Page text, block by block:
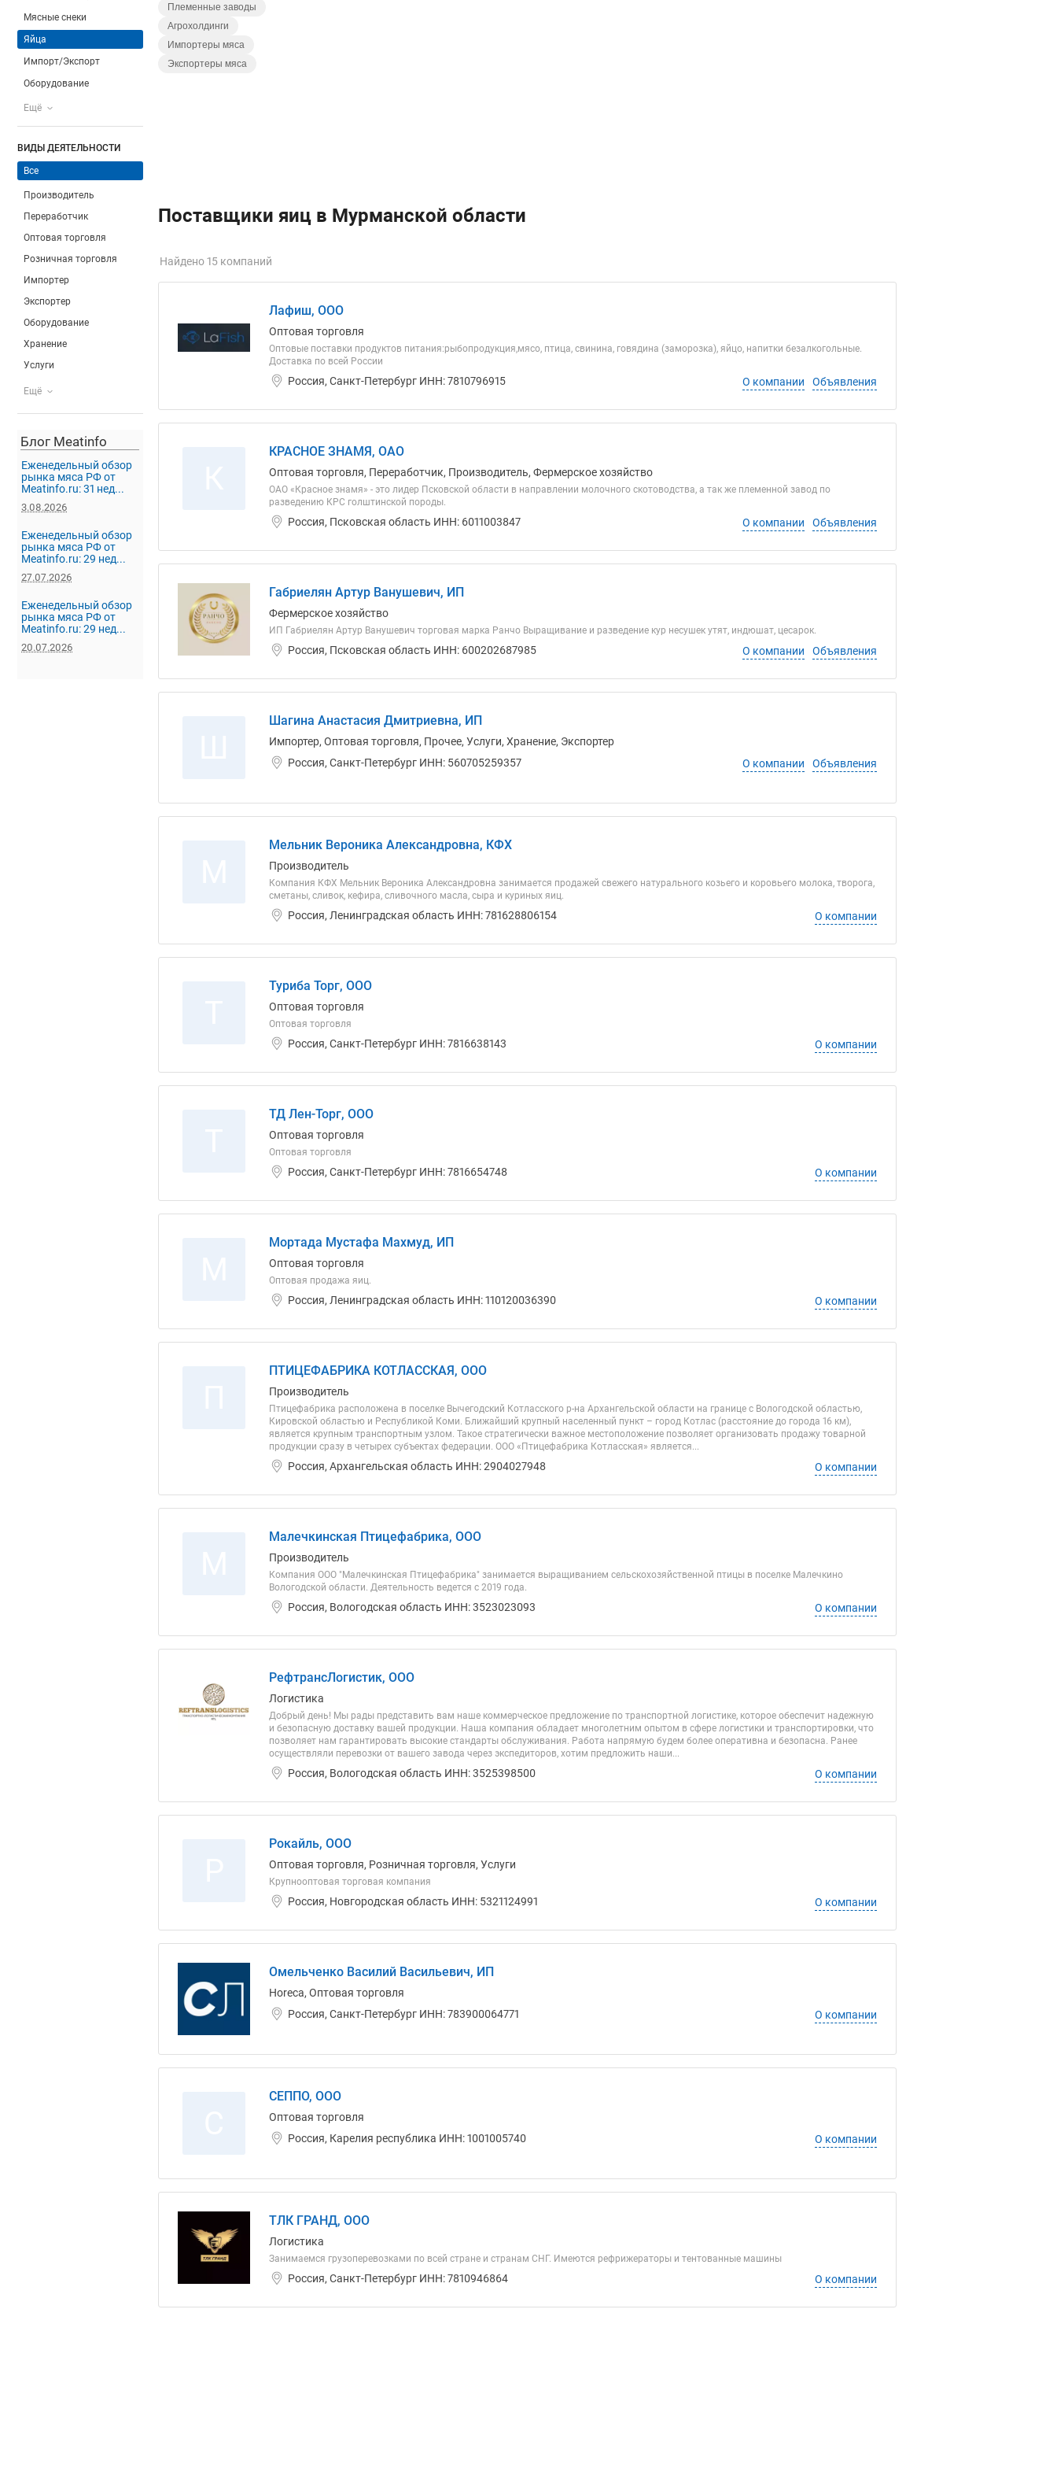
Мясные снеки
Яйца
Импорт/Экспорт
Оборудование
Ещё
ВИДЫ ДЕЯТЕЛЬНОСТИ
Все
Производитель
Переработчик
Оптовая торговля
Розничная торговля
Импортер
Экспортер
Оборудование
Хранение
Услуги
Ещё
Блог Meatinfo
Еженедельный обзор
рынка мяса РФ от
Meatinfo.ru: 31 нед...
3.08.2026
Еженедельный обзор
рынка мяса РФ от
Meatinfo.ru: 29 нед...
27.07.2026
Еженедельный обзор
рынка мяса РФ от
Meatinfo.ru: 29 нед...
20.07.2026
Племенные заводы
Агрохолдинги
Импортеры мяса
Экспортеры мяса
Поставщики яиц в Мурманской области
Найдено 15 компаний
Лафиш, ООО
Оптовая торговля
Оптовые поставки продуктов питания:рыбопродукция,мясо, птица, свинина, говядина (заморозка), яйцо, напитки безалкогольные.
Доставка по всей России
Россия, Санкт-Петербург ИНН: 7810796915 О компании Объявления
КРАСНОЕ ЗНАМЯ, ОАО
Оптовая торговля, Переработчик, Производитель, Фермерское хозяйство
ОАО «Красное знамя» - это лидер Псковской области в направлении молочного скотоводства, а так же племенной завод по
разведению КРС голштинской породы.
Россия, Псковская область ИНН: 6011003847 О компании Объявления
Габриелян Артур Ванушевич, ИП
Фермерское хозяйство
ИП Габриелян Артур Ванушевич торговая марка Ранчо Выращивание и разведение кур несушек утят, индюшат, цесарок.
Россия, Псковская область ИНН: 600202687985 О компании Объявления
Шагина Анастасия Дмитриевна, ИП
Импортер, Оптовая торговля, Прочее, Услуги, Хранение, Экспортер
Россия, Санкт-Петербург ИНН: 560705259357
О компании Объявления
Мельник Вероника Александровна, КФХ
Производитель
Компания КФХ Мельник Вероника Александровна занимается продажей свежего натурального козьего и коровьего молока, творога,
сметаны, сливок, кефира, сливочного масла, сыра и куриных яиц.
Россия, Ленинградская область ИНН: 781628806154 О компании
Туриба Торг, ООО
Оптовая торговля
Оптовая торговля
Россия, Санкт-Петербург ИНН: 7816638143 О компании
ТД Лен-Торг, ООО
Оптовая торговля
Оптовая торговля
Россия, Санкт-Петербург ИНН: 7816654748 О компании
Мортада Мустафа Махмуд, ИП
Оптовая торговля
Оптовая продажа яиц.
Россия, Ленинградская область ИНН: 110120036390 О компании
ПТИЦЕФАБРИКА КОТЛАССКАЯ, ООО
Производитель
Птицефабрика расположена в поселке Вычегодский Котласского р-на Архангельской области на границе с Вологодской областью,
Кировской областью и Республикой Коми. Ближайший крупный населенный пункт – город Котлас (расстояние до города 16 км),
является крупным транспортным узлом. Такое стратегически важное местоположение позволяет организовать продажу товарной
продукции сразу в четырех субъектах федерации. ООО «Птицефабрика Котласская» является...
Россия, Архангельская область ИНН: 2904027948 О компании
Малечкинская Птицефабрика, ООО
Производитель
Компания ООО "Малечкинская Птицефабрика" занимается выращиванием сельскохозяйственной птицы в поселке Малечкино
Вологодской области. Деятельность ведется с 2019 года.
Россия, Вологодская область ИНН: 3523023093 О компании
РефтрансЛогистик, ООО
Логистика
Добрый день! Мы рады представить вам наше коммерческое предложение по транспортной логистике, которое обеспечит надежную
и безопасную доставку вашей продукции. Наша компания обладает многолетним опытом в сфере логистики и транспортировки, что
позволяет нам гарантировать высокие стандарты обслуживания. Работа напрямую будем более оперативна и безопасна. Ранее
осуществляли перевозки от вашего завода через экспедиторов, хотим предложить наши...
Россия, Вологодская область ИНН: 3525398500 О компании
Рокайль, ООО
Оптовая торговля, Розничная торговля, Услуги
Крупнооптовая торговая компания
Россия, Новгородская область ИНН: 5321124991 О компании
Омельченко Василий Васильевич, ИП
Horeca, Оптовая торговля
Россия, Санкт-Петербург ИНН: 783900064771
О компании
СЕППО, ООО
Оптовая торговля
Россия, Карелия республика ИНН: 1001005740
О компании
ТЛК ГРАНД, ООО
Логистика
Занимаемся грузоперевозками по всей стране и странам СНГ. Имеются рефрижераторы и тентованные машины
Россия, Санкт-Петербург ИНН: 7810946864 О компании